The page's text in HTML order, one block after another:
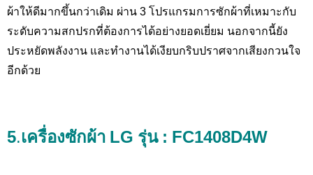
ผ้าให้ดีมากขึ้นกว่าเดิม ผ่าน 3 โปรแกรมการซักผ้าที่เหมาะกับ
ระดับความสกปรกที่ต้องการได้อย่างยอดเยี่ยม นอกจากนี้ยัง
ประหยัดพลังงาน และทำงานได้เงียบกริบปราศจากเสียงกวนใจ
อีกด้วย
5.เครื่องซักผ้า LG รุ่น : FC1408D4W